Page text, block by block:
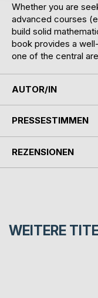
Whether you are
advanced courses
build solid
book provides a
one of the central
AUTOR/IN
PRESSESTIMMEN
REZENSIONEN
WEITERE